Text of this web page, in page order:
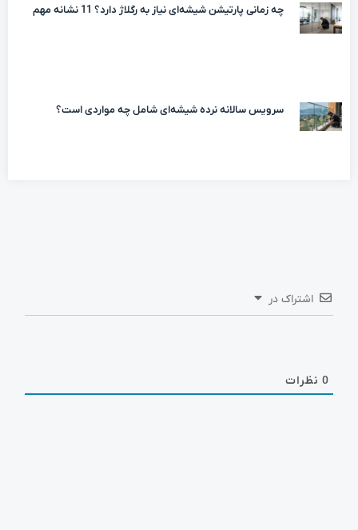
چه زمانی پارتیشن شیشه‌ای نیاز به رگلاژ دارد؟ 11 نشانه مهم
سرویس سالانه نرده شیشه‌ای شامل چه مواردی است؟
اشتراک در
0 نظرات